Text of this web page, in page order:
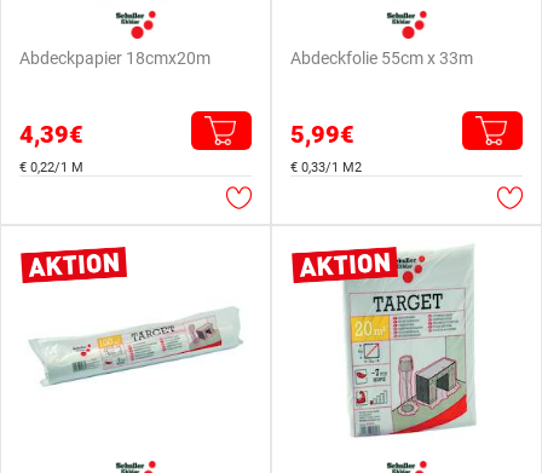
Abdeckpapier 18cmx20m
4,39€
€ 0,22/1 M
Abdeckfolie 55cm x 33m
5,99€
€ 0,33/1 M2